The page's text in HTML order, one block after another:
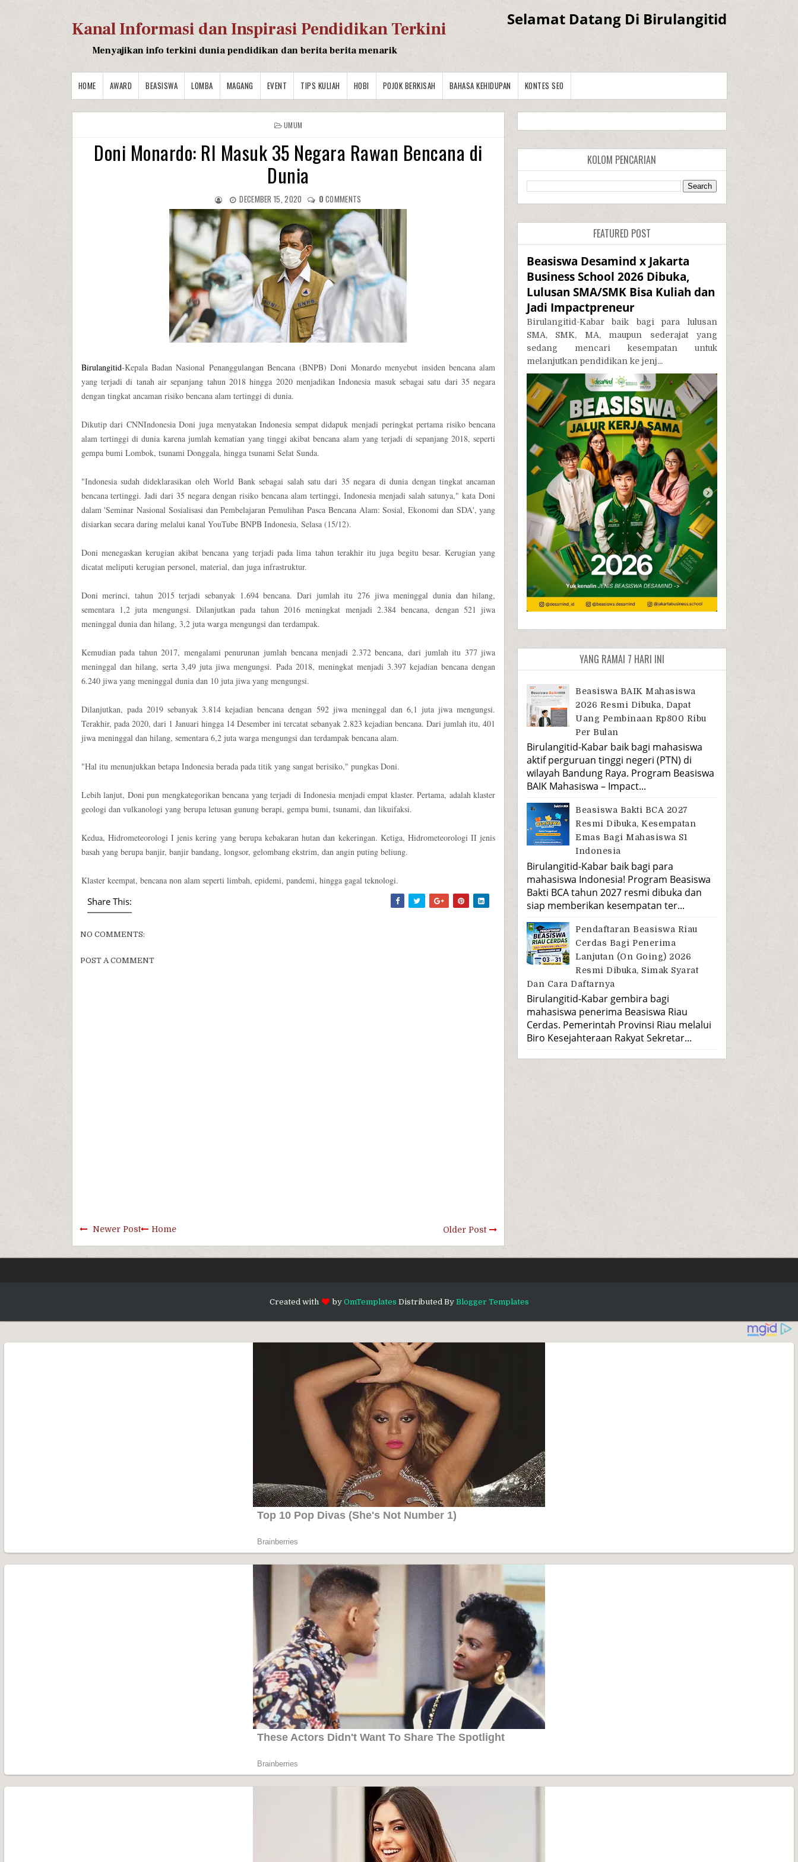
Kanal Informasi dan Inspirasi Pendidikan Terkini
Menyajikan info terkini dunia pendidikan dan berita berita menarik
Selamat Datang Di Birulangitid
HOME AWARD BEASISWA LOMBA MAGANG EVENT TIPS KULIAH HOBI POJOK BERKISAH BAHASA KEHIDUPAN KONTES SEO
UMUM
Doni Monardo: RI Masuk 35 Negara Rawan Bencana di
Dunia
DECEMBER 15, 2020 0 COMMENTS
Birulangitid-Kepala Badan Nasional Penanggulangan Bencana (BNPB) Doni Monardo menyebut insiden bencana alam
yang terjadi di tanah air sepanjang tahun 2018 hingga 2020 menjadikan Indonesia masuk sebagai satu dari 35 negara
dengan tingkat ancaman risiko bencana alam tertinggi di dunia.
Dikutip dari CNNIndonesia Doni juga menyatakan Indonesia sempat didapuk menjadi peringkat pertama risiko bencana
alam tertinggi di dunia karena jumlah kematian yang tinggi akibat bencana alam yang terjadi di sepanjang 2018, seperti
gempa bumi Lombok, tsunami Donggala, hingga tsunami Selat Sunda.
"Indonesia sudah dideklarasikan oleh World Bank sebagai salah satu dari 35 negara di dunia dengan tingkat ancaman
bencana tertinggi. Jadi dari 35 negara dengan risiko bencana alam tertinggi, Indonesia menjadi salah satunya," kata Doni
dalam 'Seminar Nasional Sosialisasi dan Pembelajaran Pemulihan Pasca Bencana Alam: Sosial, Ekonomi dan SDA', yang
disiarkan secara daring melalui kanal YouTube BNPB Indonesia, Selasa (15/12).
Doni menegaskan kerugian akibat bencana yang terjadi pada lima tahun terakhir itu juga begitu besar. Kerugian yang
dicatat meliputi kerugian personel, material, dan juga infrastruktur.
Doni merinci, tahun 2015 terjadi sebanyak 1.694 bencana. Dari jumlah itu 276 jiwa meninggal dunia dan hilang,
sementara 1,2 juta mengungsi. Dilanjutkan pada tahun 2016 meningkat menjadi 2.384 bencana, dengan 521 jiwa
meninggal dunia dan hilang, 3,2 juta warga mengungsi dan terdampak.
Kemudian pada tahun 2017, mengalami penurunan jumlah bencana menjadi 2.372 bencana, dari jumlah itu 377 jiwa
meninggal dan hilang, serta 3,49 juta jiwa mengungsi. Pada 2018, meningkat menjadi 3.397 kejadian bencana dengan
6.240 jiwa yang meninggal dunia dan 10 juta jiwa yang mengungsi.
Dilanjutkan, pada 2019 sebanyak 3.814 kejadian bencana dengan 592 jiwa meninggal dan 6,1 juta jiwa mengungsi.
Terakhir, pada 2020, dari 1 Januari hingga 14 Desember ini tercatat sebanyak 2.823 kejadian bencana. Dari jumlah itu, 401
jiwa meninggal dan hilang, sementara 6,2 juta warga mengungsi dan terdampak bencana alam.
"Hal itu menunjukkan betapa Indonesia berada pada titik yang sangat berisiko," pungkas Doni.
Lebih lanjut, Doni pun mengkategorikan bencana yang terjadi di Indonesia menjadi empat klaster. Pertama, adalah klaster
geologi dan vulkanologi yang berupa letusan gunung berapi, gempa bumi, tsunami, dan likuifaksi.
Kedua, Hidrometeorologi I jenis kering yang berupa kebakaran hutan dan kekeringan. Ketiga, Hidrometeorologi II jenis
basah yang berupa banjir, banjir bandang, longsor, gelombang ekstrim, dan angin puting beliung.
Klaster keempat, bencana non alam seperti limbah, epidemi, pandemi, hingga gagal teknologi.
Share This:
NO COMMENTS:
POST A COMMENT
Newer Post Older Post
Home
KOLOM PENCARIAN
FEATURED POST
Beasiswa Desamind x Jakarta
Business School 2026 Dibuka,
Lulusan SMA/SMK Bisa Kuliah dan
Jadi Impactpreneur
Birulangitid-Kabar baik bagi para lulusan
SMA, SMK, MA, maupun sederajat yang
sedang mencari kesempatan untuk
melanjutkan pendidikan ke jenj...
YANG RAMAI 7 HARI INI
Beasiswa BAIK Mahasiswa
2026 Resmi Dibuka, Dapat
Uang Pembinaan Rp800 Ribu
Per Bulan
Birulangitid-Kabar baik bagi mahasiswa
aktif perguruan tinggi negeri (PTN) di
wilayah Bandung Raya. Program Beasiswa
BAIK Mahasiswa – Impact...
Beasiswa Bakti BCA 2027
Resmi Dibuka, Kesempatan
Emas Bagi Mahasiswa S1
Indonesia
Birulangitid-Kabar baik bagi para
mahasiswa Indonesia! Program Beasiswa
Bakti BCA tahun 2027 resmi dibuka dan
siap memberikan kesempatan ter...
Pendaftaran Beasiswa Riau
Cerdas Bagi Penerima
Lanjutan (On Going) 2026
Resmi Dibuka, Simak Syarat
Dan Cara Daftarnya
Birulangitid-Kabar gembira bagi
mahasiswa penerima Beasiswa Riau
Cerdas. Pemerintah Provinsi Riau melalui
Biro Kesejahteraan Rakyat Sekretar...
Created with by OmTemplates Distributed By Blogger Templates